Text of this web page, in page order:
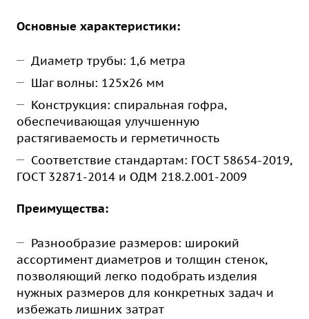
Основные характеристики:
Диаметр трубы: 1,6 метра
Шаг волны: 125х26 мм
Конструкция: спиральная гофра,
обеспечивающая улучшенную
растягиваемость и герметичность
Соответствие стандартам: ГОСТ 58654-2019,
ГОСТ 32871-2014 и ОДМ 218.2.001-2009
Преимущества:
Разнообразие размеров: широкий
ассортимент диаметров и толщин стенок,
позволяющий легко подобрать изделия
нужных размеров для конкретных задач и
избежать лишних затрат